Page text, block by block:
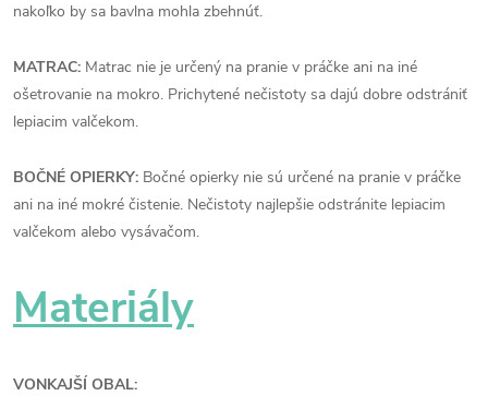
nakoľko by sa bavlna mohla zbehnúť.
MATRAC: Matrac nie je určený na pranie v práčke ani na iné
ošetrovanie na mokro. Prichytené nečistoty sa dajú dobre odstrániť
lepiacim valčekom.
BOČNÉ OPIERKY: Bočné opierky nie sú určené na pranie v práčke
ani na iné mokré čistenie. Nečistoty najlepšie odstránite lepiacim
valčekom alebo vysávačom.
Materiály
VONKAJŠÍ OBAL: